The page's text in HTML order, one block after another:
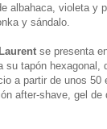
albahaca, violeta y
y sándalo.
se presenta
su tapón hexagonal,
a partir de unos 50
after-shave, gel de